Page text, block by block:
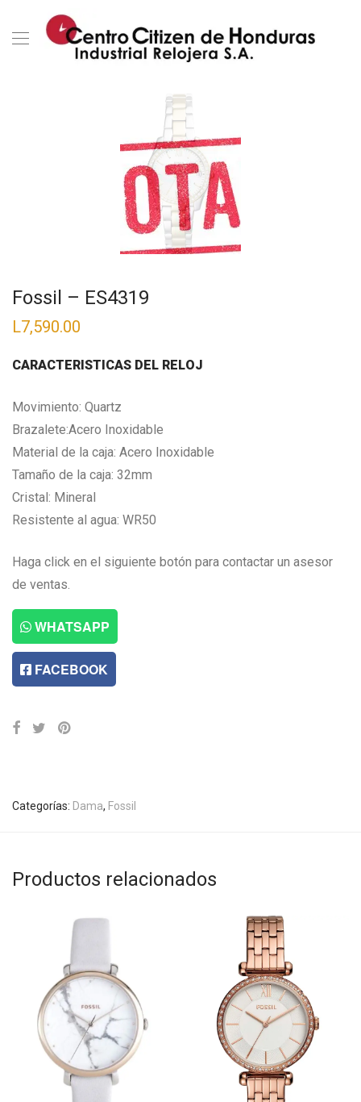
Fossil – ES4319
L7,590.00
CARACTERISTICAS DEL RELOJ
Movimiento: Quartz
Brazalete:Acero Inoxidable
Material de la caja: Acero Inoxidable
Tamaño de la caja: 32mm
Cristal: Mineral
Resistente al agua: WR50
Haga click en el siguiente botón para contactar un asesor
de ventas.
WHATSAPP
FACEBOOK
Categorías: Dama, Fossil
Productos relacionados